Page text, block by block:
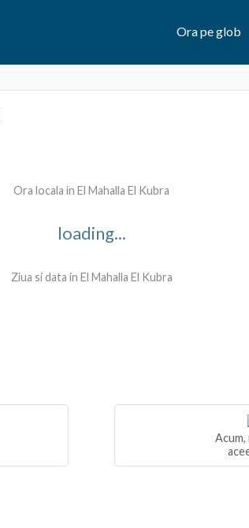
Ora pe glob
Ora locala in El Mahalla El Kubra
loading...
Ziua si data in El Mahalla El Kubra
Acum,